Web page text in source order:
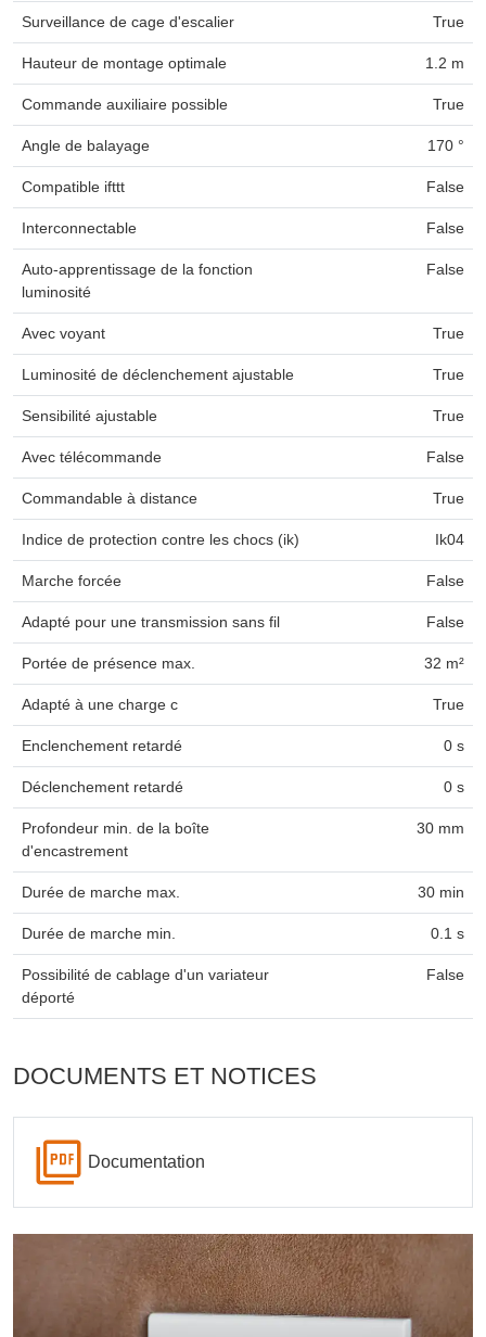
Surveillance de cage d'escalier True
Hauteur de montage optimale 1.2 m
Commande auxiliaire possible True
Angle de balayage 170 °
Compatible ifttt False
Interconnectable False
Auto-apprentissage de la fonction
luminosité
False
Avec voyant True
Luminosité de déclenchement ajustable True
Sensibilité ajustable True
Avec télécommande False
Commandable à distance True
Indice de protection contre les chocs (ik) Ik04
Marche forcée False
Adapté pour une transmission sans fil False
Portée de présence max. 32 m²
Adapté à une charge c True
Enclenchement retardé 0 s
Déclenchement retardé 0 s
Profondeur min. de la boîte
d'encastrement
30 mm
Durée de marche max. 30 min
Durée de marche min. 0.1 s
Possibilité de cablage d'un variateur
déporté
False
DOCUMENTS ET NOTICES
Documentation